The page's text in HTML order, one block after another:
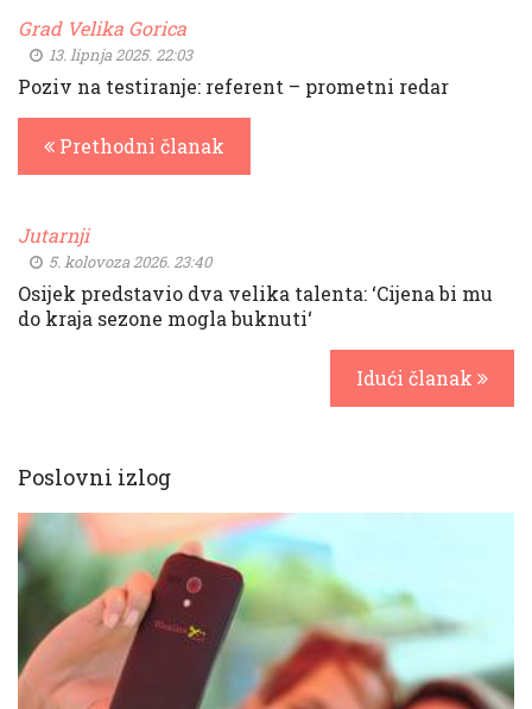
Grad Velika Gorica
13. lipnja 2025. 22:03
Poziv na testiranje: referent – prometni redar
Prethodni članak
Jutarnji
5. kolovoza 2026. 23:40
Osijek predstavio dva velika talenta: ‘Cijena bi mu
do kraja sezone mogla buknuti‘
Idući članak
Poslovni izlog